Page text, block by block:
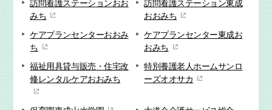
訪問看護ステーションおお
みち
訪問看護ステーション東成
おおみち
ケアプランセンターおおみ
ち
ケアプランセンター東成お
おみち
福祉用具貸与販売・住宅改
修レンタルケアおおみち
特別養護老人ホームサンロ
ーズオオサカ